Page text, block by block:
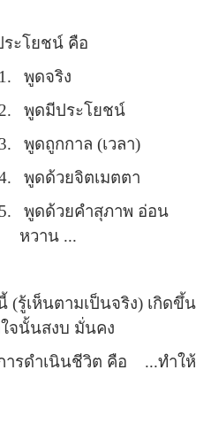
ระโยชน์ คือ
1.
พูดจริง
2.
พูดมีประโยชน์
3.
พูดถูกกาล (เวลา)
พูดด้วยจิตเมตตา
5.
พูดด้วยคำสุภาพ อ่อน
หวาน ...
รู้เห็นตามเป็นจริง) เกิดขึ้น
จนั้นสงบ มั่นคง
ารดำเนินชีวิต คือ
...ทำให้